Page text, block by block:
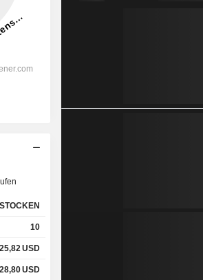
10
25,82 USD
28,80USD